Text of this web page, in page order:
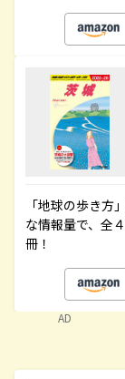
「地球の歩き
な情報量で、全
冊！
AD